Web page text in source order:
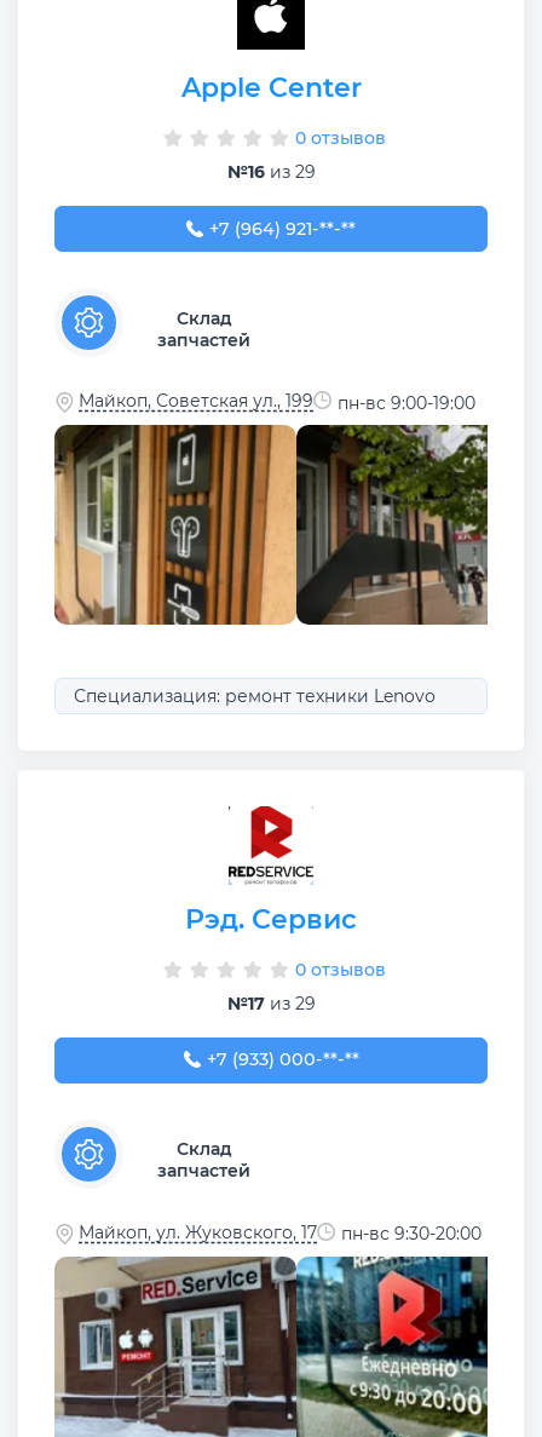
Apple Center
0 отзывов
№16из 29
+7 (964) 921-77-88
+7 (964) 921-**-**
Склад
запчастей
Майкоп, Советская ул., 199 пн-вс 9:00-19:00
Специализация: ремонт техники Lenovo
Рэд. Сервис
0 отзывов
№17из 29
+7 (933) 000-02-02
+7 (933) 000-**-**
Склад
запчастей
Майкоп, ул. Жуковского, 17 пн-вс 9:30-20:00